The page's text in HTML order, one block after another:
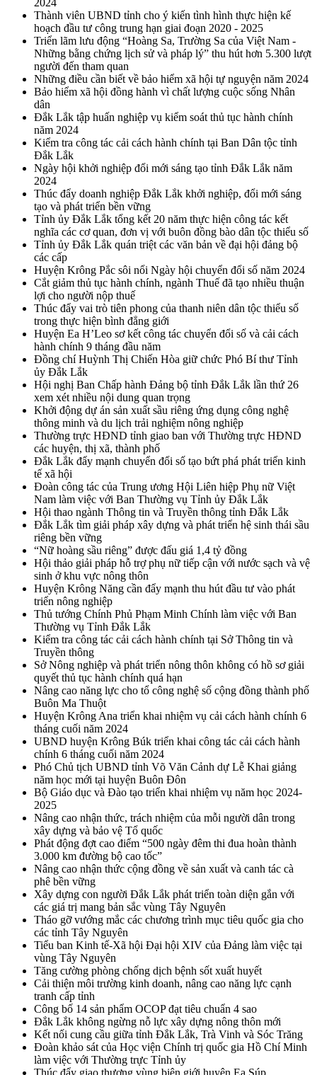
2024
Thành viên UBND tỉnh cho ý kiến tình hình thực hiện kế
hoạch đầu tư công trung hạn giai đoạn 2020 - 2025
Triển lãm lưu động “Hoàng Sa, Trường Sa của Việt Nam -
Những bằng chứng lịch sử và pháp lý” thu hút hơn 5.300 lượt
người đến tham quan
Những điều cần biết về bảo hiểm xã hội tự nguyện năm 2024
Bảo hiểm xã hội đồng hành vì chất lượng cuộc sống Nhân
dân
Đắk Lắk tập huấn nghiệp vụ kiểm soát thủ tục hành chính
năm 2024
Kiểm tra công tác cải cách hành chính tại Ban Dân tộc tỉnh
Đắk Lắk
Ngày hội khởi nghiệp đổi mới sáng tạo tỉnh Đắk Lắk năm
2024
Thúc đẩy doanh nghiệp Đắk Lắk khởi nghiệp, đổi mới sáng
tạo và phát triển bền vững
Tỉnh ủy Đắk Lắk tổng kết 20 năm thực hiện công tác kết
nghĩa các cơ quan, đơn vị với buôn đồng bào dân tộc thiểu số
Tỉnh ủy Đắk Lắk quán triệt các văn bản về đại hội đảng bộ
các cấp
Huyện Krông Pắc sôi nổi Ngày hội chuyển đổi số năm 2024
Cắt giảm thủ tục hành chính, ngành Thuế đã tạo nhiều thuận
lợi cho người nộp thuế
Thúc đẩy vai trò tiên phong của thanh niên dân tộc thiểu số
trong thực hiện bình đẳng giới
Huyện Ea H’Leo sơ kết công tác chuyển đổi số và cải cách
hành chính 9 tháng đầu năm
Đồng chí Huỳnh Thị Chiến Hòa giữ chức Phó Bí thư Tỉnh
ủy Đắk Lắk
Hội nghị Ban Chấp hành Đảng bộ tỉnh Đắk Lắk lần thứ 26
xem xét nhiều nội dung quan trọng
Khởi động dự án sản xuất sầu riêng ứng dụng công nghệ
thông minh và du lịch trải nghiệm nông nghiệp
Thường trực HĐND tỉnh giao ban với Thường trực HĐND
các huyện, thị xã, thành phố
Đắk Lắk đẩy mạnh chuyển đổi số tạo bứt phá phát triển kinh
tế xã hội
Đoàn công tác của Trung ương Hội Liên hiệp Phụ nữ Việt
Nam làm việc với Ban Thường vụ Tỉnh ủy Đắk Lắk
Hội thao ngành Thông tin và Truyền thông tỉnh Đắk Lắk
Đắk Lắk tìm giải pháp xây dựng và phát triển hệ sinh thái sầu
riêng bền vững
“Nữ hoàng sầu riêng” được đấu giá 1,4 tỷ đồng
Hội thảo giải pháp hỗ trợ phụ nữ tiếp cận với nước sạch và vệ
sinh ở khu vực nông thôn
Huyện Krông Năng cần đẩy mạnh thu hút đầu tư vào phát
triển nông nghiệp
Thủ tướng Chính Phủ Phạm Minh Chính làm việc với Ban
Thường vụ Tỉnh Đắk Lắk
Kiểm tra công tác cải cách hành chính tại Sở Thông tin và
Truyền thông
Sở Nông nghiệp và phát triển nông thôn không có hồ sơ giải
quyết thủ tục hành chính quá hạn
Nâng cao năng lực cho tổ công nghệ số cộng đồng thành phố
Buôn Ma Thuột
Huyện Krông Ana triển khai nhiệm vụ cải cách hành chính 6
tháng cuối năm 2024
UBND huyện Krông Búk triển khai công tác cải cách hành
chính 6 tháng cuối năm 2024
Phó Chủ tịch UBND tỉnh Võ Văn Cảnh dự Lễ Khai giảng
năm học mới tại huyện Buôn Đôn
Bộ Giáo dục và Đào tạo triển khai nhiệm vụ năm học 2024-
2025
Nâng cao nhận thức, trách nhiệm của mỗi người dân trong
xây dựng và bảo vệ Tổ quốc
Phát động đợt cao điểm “500 ngày đêm thi đua hoàn thành
3.000 km đường bộ cao tốc”
Nâng cao nhận thức cộng đồng về sản xuất và canh tác cà
phê bền vững
Xây dựng con người Đắk Lắk phát triển toàn diện gắn với
các giá trị mang bản sắc vùng Tây Nguyên
Tháo gỡ vướng mắc các chương trình mục tiêu quốc gia cho
các tỉnh Tây Nguyên
Tiểu ban Kinh tế-Xã hội Đại hội XIV của Đảng làm việc tại
vùng Tây Nguyên
Tăng cường phòng chống dịch bệnh sốt xuất huyết
Cải thiện môi trường kinh doanh, nâng cao năng lực cạnh
tranh cấp tỉnh
Công bố 14 sản phẩm OCOP đạt tiêu chuẩn 4 sao
Đắk Lắk không ngừng nỗ lực xây dựng nông thôn mới
Kết nối cung cầu giữa tỉnh Đắk Lắk, Trà Vinh và Sóc Trăng
Đoàn khảo sát của Học viện Chính trị quốc gia Hồ Chí Minh
làm việc với Thường trực Tỉnh ủy